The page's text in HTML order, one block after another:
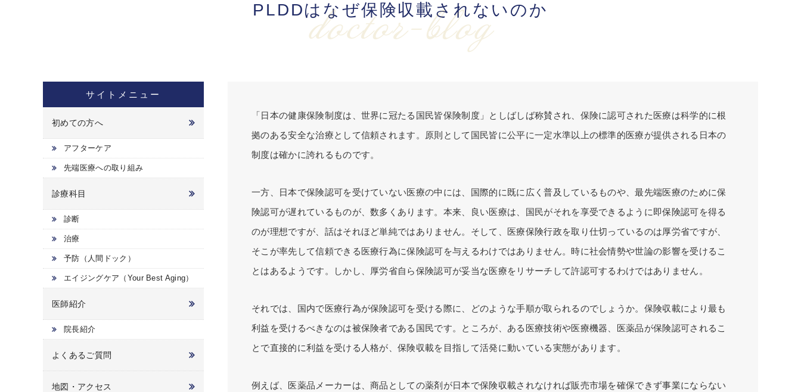
PLDDはなぜ保険収載されないのか
doctor-blog
「日本の健康保険制度は、世界に冠たる国民皆保険制度」としばしば称賛され、保険に認可された医療は科学的に根
拠のある安全な治療として信頼されます。原則として国民皆に公平に一定水準以上の標準的医療が提供される日本の
制度は確かに誇れるものです。
一方、日本で保険認可を受けていない医療の中には、国際的に既に広く普及しているものや、最先端医療のために保
険認可が遅れているものが、数多くあります。本来、良い医療は、国民がそれを享受できるように即保険認可を得る
のが理想ですが、話はそれほど単純ではありません。そして、医療保険行政を取り仕切っているのは厚労省ですが、
そこが率先して信頼できる医療行為に保険認可を与えるわけではありません。時に社会情勢や世論の影響を受けるこ
とはあるようです。しかし、厚労省自ら保険認可が妥当な医療をリサーチして許認可するわけではありません。
それでは、国内で医療行為が保険認可を受ける際に、どのような手順が取られるのでしょうか。保険収載により最も
利益を受けるべきなのは被保険者である国民です。ところが、ある医療技術や医療機器、医薬品が保険認可されるこ
とで直接的に利益を受ける人格が、保険収載を目指して活発に動いている実態があります。
例えば、医薬品メーカーは、商品としての薬剤が日本で保険収載されなければ販売市場を確保できず事業にならない
サイトメニュー
初めての方へ
アフターケア
先端医療への取り組み
診療科目
診断
治療
予防（人間ドック）
エイジングケア（Your Best Aging）
医師紹介
院長紹介
よくあるご質問
地図・アクセス